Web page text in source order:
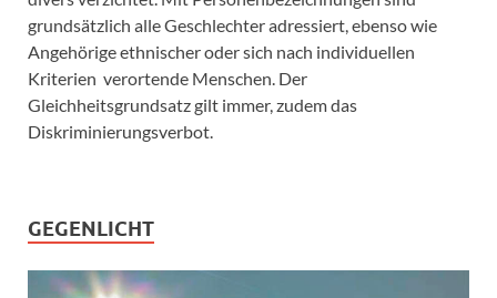
grundsätzlich alle Geschlechter adressiert, ebenso wie
Angehörige ethnischer oder sich nach individuellen
Kriterien verortende Menschen. Der
Gleichheitsgrundsatz gilt immer, zudem das
Diskriminierungsverbot.
GEGENLICHT